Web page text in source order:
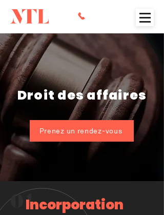
Droit des affaires
Prenez un rendez-vous
01Incorporation